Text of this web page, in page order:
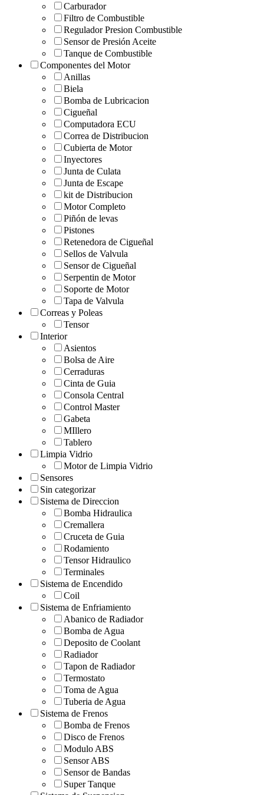
Carburador
Filtro de Combustible
Regulador Presion Combustible
Sensor de Presión Aceite
Tanque de Combustible
Componentes del Motor
Anillas
Biela
Bomba de Lubricacion
Cigueñal
Computadora ECU
Correa de Distribucion
Cubierta de Motor
Inyectores
Junta de Culata
Junta de Escape
kit de Distribucion
Motor Completo
Piñón de levas
Pistones
Retenedora de Cigueñal
Sellos de Valvula
Sensor de Cigueñal
Serpentin de Motor
Soporte de Motor
Tapa de Valvula
Correas y Poleas
Tensor
Interior
Asientos
Bolsa de Aire
Cerraduras
Cinta de Guia
Consola Central
Control Master
Gabeta
MIllero
Tablero
Limpia Vidrio
Motor de Limpia Vidrio
Sensores
Sin categorizar
Sistema de Direccion
Bomba Hidraulica
Cremallera
Cruceta de Guia
Rodamiento
Tensor Hidraulico
Terminales
Sistema de Encendido
Coil
Sistema de Enfriamiento
Abanico de Radiador
Bomba de Agua
Deposito de Coolant
Radiador
Tapon de Radiador
Termostato
Toma de Agua
Tuberia de Agua
Sistema de Frenos
Bomba de Frenos
Disco de Frenos
Modulo ABS
Sensor ABS
Sensor de Bandas
Super Tanque